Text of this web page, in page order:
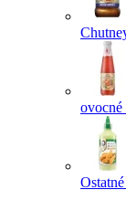
ovocné